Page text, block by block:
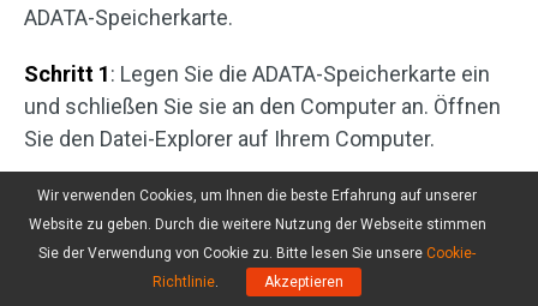
ADATA-Speicherkarte.
Schritt 1: Legen Sie die ADATA-Speicherkarte ein
und schließen Sie sie an den Computer an. Öffnen
Sie den Datei-Explorer auf Ihrem Computer.
Schritt 2: Klicken Sie mit der rechten Maustaste
auf die ADATA-Speicherkarte und wählen Sie im
Kontextmenü die OptionFormatierenaus. Dann
wählen Sie im neuen Fenster das Dateisystem, das
Wir verwenden Cookies, um Ihnen die beste Erfahrung auf unserer
Website zu geben. Durch die weitere Nutzung der Webseite stimmen
Sie der Verwendung von Cookie zu. Bitte lesen Sie unsere Cookie-
Richtlinie. Akzeptieren